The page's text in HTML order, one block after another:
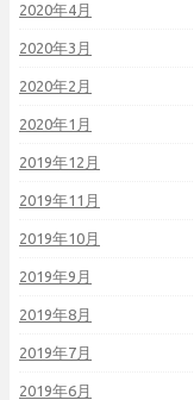
2020年4月
2020年3月
2020年2月
2020年1月
2019年12月
2019年11月
2019年10月
2019年9月
2019年8月
2019年7月
2019年6月